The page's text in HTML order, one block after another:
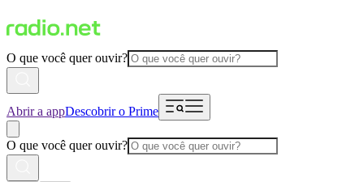
O que você quer ouvir?
Abrir a appDescobrir o Prime
O que você quer ouvir?